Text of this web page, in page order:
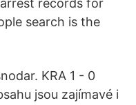
records for
search is the
KRA 1 - 0
jsou zajímavé i